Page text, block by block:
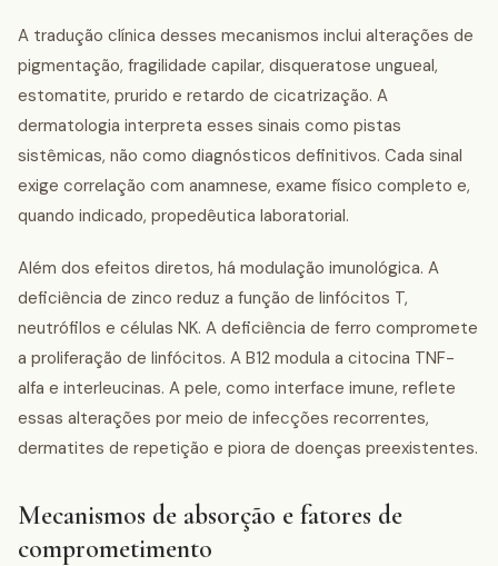
A tradução clínica desses mecanismos inclui alterações de
pigmentação, fragilidade capilar, disqueratose ungueal,
estomatite, prurido e retardo de cicatrização. A
dermatologia interpreta esses sinais como pistas
sistêmicas, não como diagnósticos definitivos. Cada sinal
exige correlação com anamnese, exame físico completo e,
quando indicado, propedêutica laboratorial.
Além dos efeitos diretos, há modulação imunológica. A
deficiência de zinco reduz a função de linfócitos T,
neutrófilos e células NK. A deficiência de ferro compromete
a proliferação de linfócitos. A B12 modula a citocina TNF-
alfa e interleucinas. A pele, como interface imune, reflete
essas alterações por meio de infecções recorrentes,
dermatites de repetição e piora de doenças preexistentes.
Mecanismos de absorção e fatores de
comprometimento